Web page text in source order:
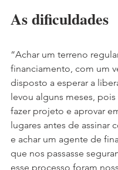
As dificuldades
“Achar um terreno
financiamento, com um
disposto a esperar a
levou alguns meses,
fazer projeto e aprovar
lugares antes de assinar
e achar um agente de
que nos passasse
esse processo foram